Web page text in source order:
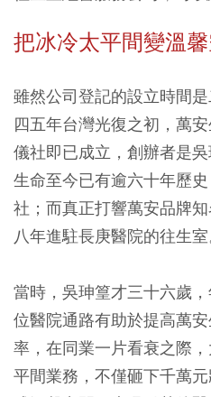
把冰冷太平間變溫
雖然公司登記的設立時間
四五年台灣光復之初，萬
儀社即已成立，創辦者是
生命至今已有逾六十年歷
社；而真正打響萬安品牌
八年進駐長庚醫院的往生室
當時，吳珅篁才三十六歲
位醫院通路有助於提高萬
率，在同業一片看衰之際
平間業務，不僅砸下千萬